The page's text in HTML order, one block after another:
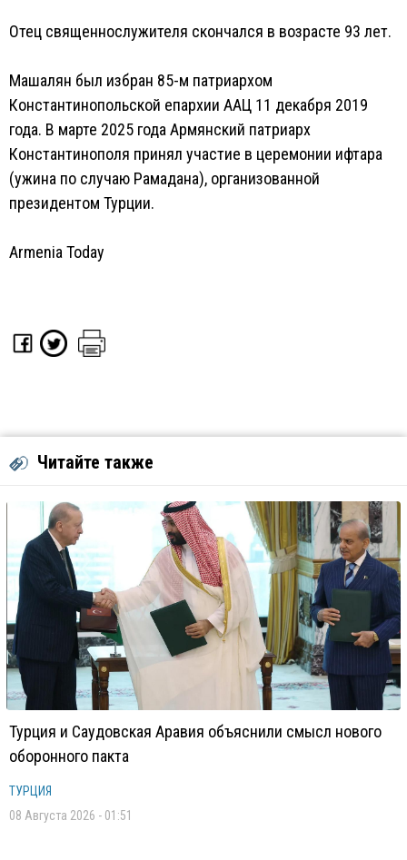
Отец священнослужителя скончался в возрасте 93 лет.
Машалян был избран 85-м патриархом
Константинопольской епархии ААЦ 11 декабря 2019
года. В марте 2025 года Армянский патриарх
Константинополя принял участие в церемонии ифтара
(ужина по случаю Рамадана), организованной
президентом Турции.
Armenia Today
Читайте также
Турция и Саудовская Аравия объяснили смысл нового
оборонного пакта
ТУРЦИЯ
08 Августа 2026 - 01:51